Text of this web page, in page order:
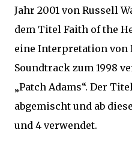
Jahr 2001 von Russell
dem Titel Faith of the
eine Interpretation von
Soundtrack zum 1998
„Patch Adams“. Der
abgemischt und ab
und 4 verwendet.